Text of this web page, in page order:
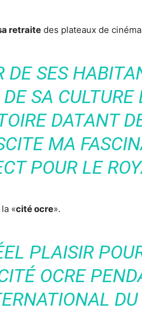
retraite des plateaux de
DE SES
SA CULTURE
DATANT
MA
POUR LE
«cité ocre».
PLAISIR
OCRE